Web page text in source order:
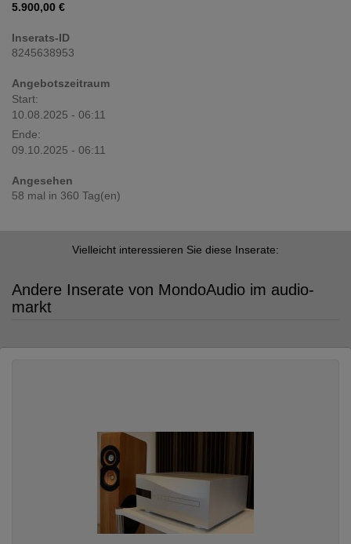
5.900,00 €
Inserats-ID
8245638953
Angebotszeitraum
Start:
10.08.2025 - 06:11
Ende:
09.10.2025 - 06:11
Angesehen
58 mal in 360 Tag(en)
Vielleicht interessieren Sie diese Inserate:
Andere Inserate von MondoAudio im audio-
markt